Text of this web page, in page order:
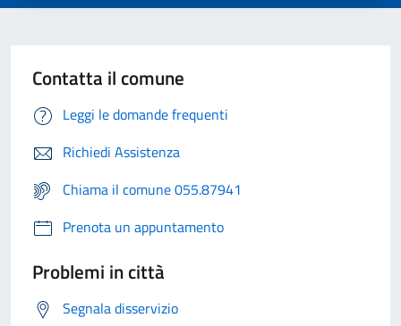
Contatta il comune
Leggi le domande frequenti
Richiedi Assistenza
Chiama il comune 055.87941
Prenota un appuntamento
Problemi in città
Segnala disservizio